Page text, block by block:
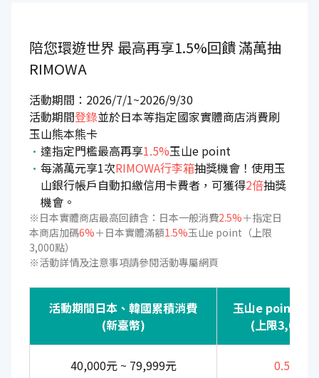
陪您環遊世界 最高再享1.5%回饋滿萬抽
RIMOWA
活動期間：2026/7/1~2026/9/30
活動期間登錄並於日本等指定國家實體商店消費刷
玉山熊本熊卡
達指定門檻最高再享1.5%玉山e point
每滿萬元享1次RIMOWA行李箱抽獎機會！使用玉
山銀行帳戶自動扣繳信用卡費者，可獲得2倍抽獎
機會。
※日本實體商店最高回饋含：日本一般消費2.5%＋指定日
本商店加碼6%＋日本實體滿額1.5%玉山e point（上限
3,000點）
※活動詳情及注意事項請參閱活動專屬網頁
活動期間日本、韓國累積消費
(新臺幣)
玉山e point加
(上限3,000
40,000元 ~ 79,999元 0.5%